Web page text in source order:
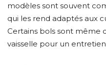
modèles sont souvent
qui les rend adaptés aux
Certains bols sont même
vaisselle pour un